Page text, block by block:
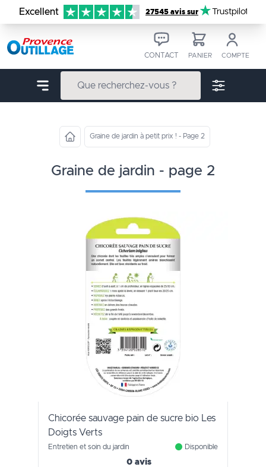
Aller au contenu
Excellent 27545 avis sur Trustpilot
CONTACT PANIER COMPTE
Graine de jardin à petit prix ! - Page 2
graine de jardin - page 2
Chicorée sauvage pain de sucre bio Les
Doigts Verts
Entretien et soin du jardin Disponible
0 avis